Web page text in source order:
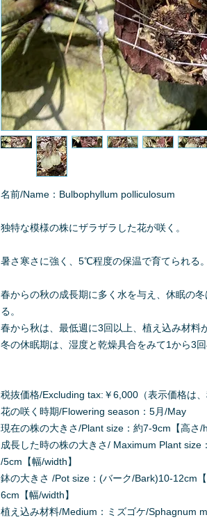
名前/Name：Bulbophyllum polliculosum
独特な模様の株にザラザラした花が咲く。
暑さ寒さに強く、5℃程度の保温で育てられる。
春からの秋の成長期に多く水を与え、休眠の
る。
春から秋は、最低週に3回以上、植え込み材料
冬の休眠期は、湿度と乾燥具合をみて1から3回
税抜価格/Excluding tax:￥6,000（表示価格は、
花の咲く時期/Flowering season：5月/May
現在の株の大きさ/Plant size：約7-9cm【高さ/
成長した時の株の大きさ/ Maximum Plant size
/5cm【幅/width】
鉢の大きさ /Pot size：(バーク/Bark)10-12cm
6cm【幅/width】
植え込み材料/Medium：ミズゴケ/Sphagnum